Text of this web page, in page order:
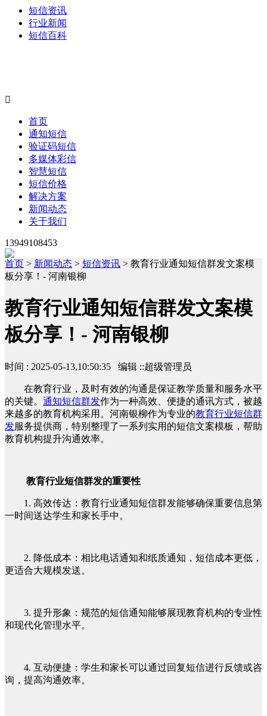
短信资讯
行业新闻
短信百科

首页
通知短信
验证码短信
多媒体彩信
智慧短信
短信价格
解决方案
新闻动态
关于我们
13949108453
首页 > 新闻动态 > 短信资讯 > 教育行业通知短信群发文案模
板分享！- 河南银柳
教育行业通知短信群发文案模
板分享！- 河南银柳
时间 : 2025-05-13,10:50:35 编辑 ::超级管理员
在教育行业，及时有效的沟通是保证教学质量和服务水平
的关键。 通知短信群发作为一种高效、便捷的通讯方式，被越
来越多的教育机构采用。河南银柳作为专业的教育行业短信群
发服务提供商，特别整理了一系列实用的短信文案模板，帮助
教育机构提升沟通效率。
教育行业短信群发的重要性
1. 高效传达：教育行业通知短信群发能够确保重要信息第
一时间送达学生和家长手中。
2. 降低成本：相比电话通知和纸质通知，短信成本更低，
更适合大规模发送。
3. 提升形象：规范的短信通知能够展现教育机构的专业性
和现代化管理水平。
4. 互动便捷：学生和家长可以通过回复短信进行反馈或咨
询，提高沟通效率。